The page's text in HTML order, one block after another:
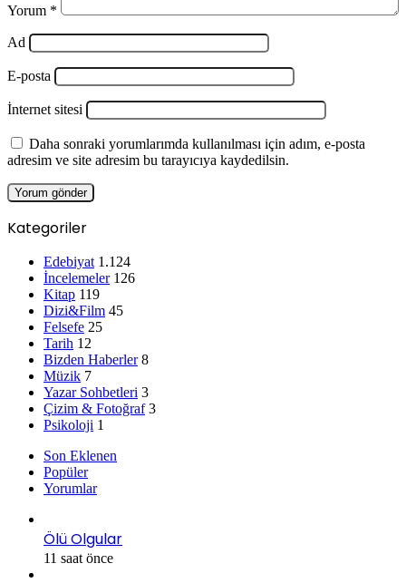
Yorum *
Ad
E-posta
İnternet sitesi
Daha sonraki yorumlarımda kullanılması için adım, e-posta
adresim ve site adresim bu tarayıcıya kaydedilsin.
Kategoriler
Edebiyat 1.124
İncelemeler 126
Kitap 119
Dizi&Film 45
Felsefe 25
Tarih 12
Bizden Haberler 8
Müzik 7
Yazar Sohbetleri 3
Çizim & Fotoğraf 3
Psikoloji 1
Son Eklenen
Popüler
Yorumlar
Ölü Olgular
11 saat önce